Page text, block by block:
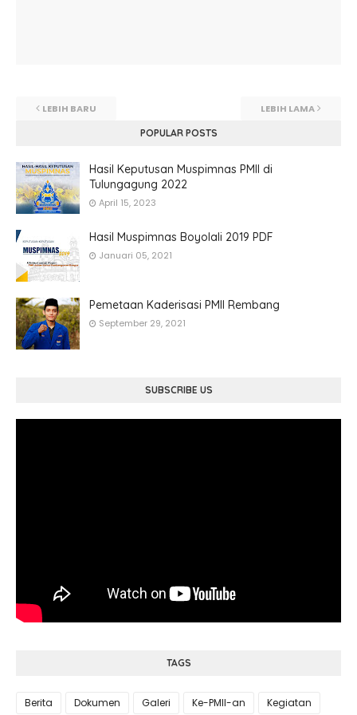
LEBIH BARU LEBIH LAMA
POPULAR POSTS
Hasil Keputusan Muspimnas PMII di
Tulungagung 2022
April 15, 2023
Hasil Muspimnas Boyolali 2019 PDF
Januari 05, 2021
Pemetaan Kaderisasi PMII Rembang
September 29, 2021
SUBSCRIBE US
TAGS
Berita Dokumen Galeri Ke-PMII-an Kegiatan